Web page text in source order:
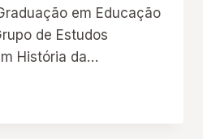
em Educação
de Estudos
História da…